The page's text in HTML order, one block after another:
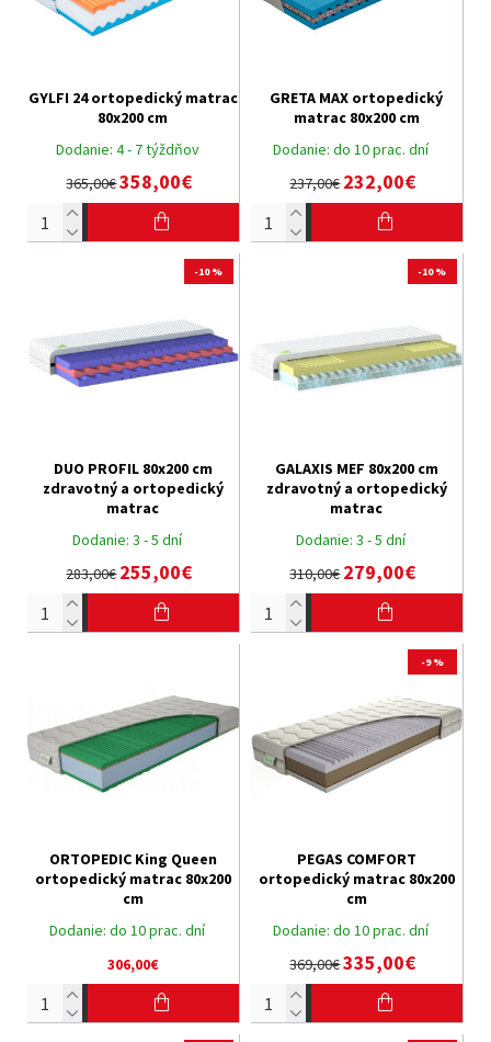
Dodanie: 4 - 7 týždňov
GYLFI 24 ortopedický matrac
80x200 cm
365,00€358,00€
Dodanie: do 10 prac. dní
GRETA MAX ortopedický
matrac 80x200 cm
237,00€232,00€
-10 %
Dodanie: 3 - 5 dní
DUO PROFIL 80x200 cm
zdravotný a ortopedický
matrac
283,00€255,00€
-10 %
Dodanie: 3 - 5 dní
GALAXIS MEF 80x200 cm
zdravotný a ortopedický
matrac
310,00€279,00€
Dodanie: do 10 prac. dní
ORTOPEDIC King Queen
ortopedický matrac 80x200
cm
306,00€
-9 %
Dodanie: do 10 prac. dní
PEGAS COMFORT
ortopedický matrac 80x200
cm
369,00€335,00€